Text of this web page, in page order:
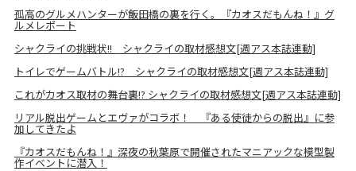
孤高のグルメハンターが飯田橋の裏を行く。『カオスだもんね！』グ
ルメレポート
シャクライの挑戦状!! シャクライの取材感想文[週アス本誌連動]
トイレでゲームバトル!? シャクライの取材感想文[週アス本誌連動]
これがカオス取材の舞台裏!? シャクライの取材感想文[週アス本誌連動]
リアル脱出ゲームとエヴァがコラボ！ 『ある使徒からの脱出』に参
加してきたよ
『カオスだもんね！』深夜の秋葉原で開催されたマニアックな模型製
作イベントに潜入！